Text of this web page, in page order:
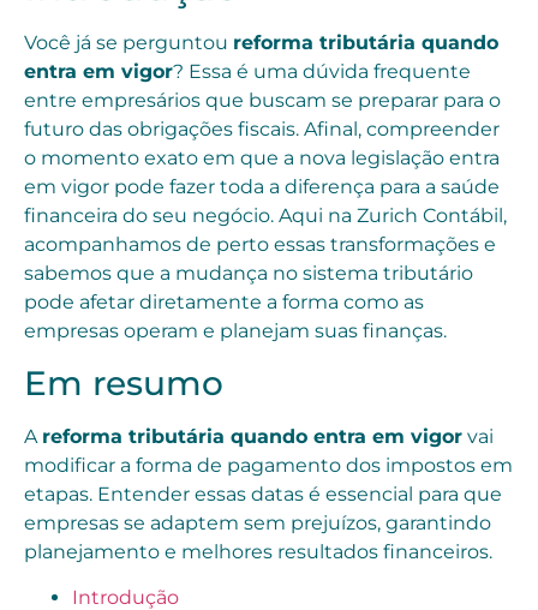
Você já se perguntou reforma tributária quando
entra em vigor? Essa é uma dúvida frequente
entre empresários que buscam se preparar para o
futuro das obrigações fiscais. Afinal, compreender
o momento exato em que a nova legislação entra
em vigor pode fazer toda a diferença para a saúde
financeira do seu negócio. Aqui na Zurich Contábil,
acompanhamos de perto essas transformações e
sabemos que a mudança no sistema tributário
pode afetar diretamente a forma como as
empresas operam e planejam suas finanças.
Em resumo
A reforma tributária quando entra em vigor vai
modificar a forma de pagamento dos impostos em
etapas. Entender essas datas é essencial para que
empresas se adaptem sem prejuízos, garantindo
planejamento e melhores resultados financeiros.
Introdução